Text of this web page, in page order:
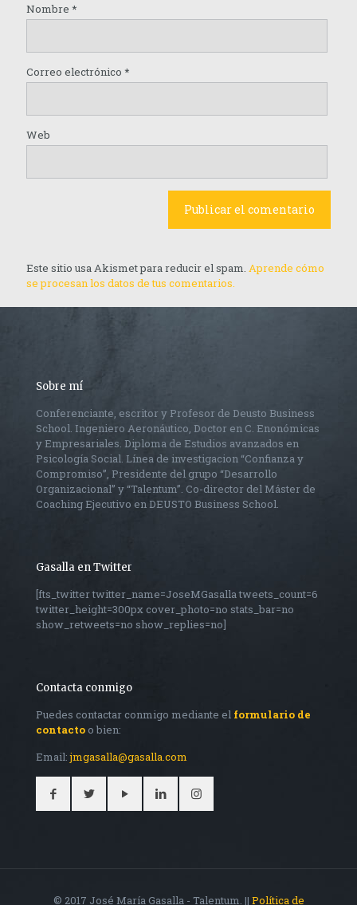
Nombre *
Correo electrónico *
Web
Este sitio usa Akismet para reducir el spam. Aprende cómo
se procesan los datos de tus comentarios.
Sobre mí
Conferenciante, escritor y Profesor de Deusto Business
School. Ingeniero Aeronáutico, Doctor en C. Enonómicas
y Empresariales. Diploma de Estudios avanzados en
Psicología Social. Línea de investigacion “Confianza y
Compromiso”, Presidente del grupo “Desarrollo
Organizacional” y “Talentum”. Co-director del Máster de
Coaching Ejecutivo en DEUSTO Business School.
Gasalla en Twitter
[fts_twitter twitter_name=JoseMGasalla tweets_count=6
twitter_height=300px cover_photo=no stats_bar=no
show_retweets=no show_replies=no]
Contacta conmigo
Puedes contactar conmigo mediante el formulario de
contacto o bien:
Email:jmgasalla@gasalla.com
© 2017 José María Gasalla - Talentum. || Política de